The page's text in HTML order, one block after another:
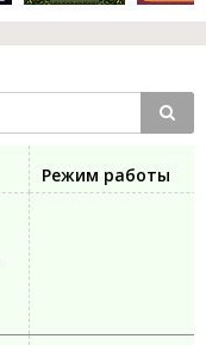
Режим работы